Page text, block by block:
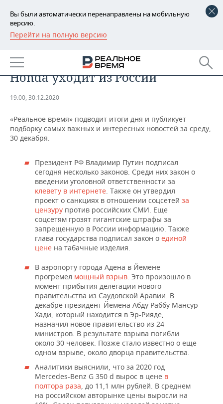
Вы были автоматически перенаправлены на мобильную
версию.
Перейти на полную версию
РЕГИОНЫ
БАШКОРТОСТАН
ТАТАРСТАН
НОВОСТИ
АНАЛИТИКА
ДЕКЛАРАЦИИ О ДОХОДАХ
ВУЗЫ ТАТАРСТАНА
КОМУ ПРИНАДЛЕЖАТ
ТОРГОВЫЕ ЦЕНТРЫ
ТАТАРСТАНА
НОВОСТИ ЭКОНОМИКИ
БАНКИ
БЮДЖЕТ
ИНВЕСТИЦИИ
ПРОМЫШЛЕННОСТЬ
ПРОМЫШЛЕННОСТИ
АГРОПРОМ
МАШИНОСТРОЕНИЕ
НЕФТЕХИМИЯ
НЕФТЬ
ОПК
ЭНЕРГЕТИКА
НОВОСТИ НЕДВИЖИМОСТИ
НОВОСТИ АВТО
БИЗНЕС
НОВОСТИ БИЗНЕСА
РОЗНИЧНАЯ ТОРГОВЛЯ
ТРАНСПОРТ
УСЛУГИ
ТЕХНОЛОГИИ
НОВОСТИ ТЕХНОЛОГИЙ
МЕДИА
ТЕЛЕКОММУНИКАЦИИ
МЕРОПРИЯТИЯ
НОВОСТИ МЕРОПРИЯТИЙ
ВЫЕЗДНАЯ РЕДАКЦИЯ
БИЗНЕС-БРАНЧИ
ONLINE-КОНФЕРЕНЦИИ
ОТКРЫТАЯ ЛЕКЦИЯ
СПОРТ
НОВОСТИ СПОРТА
ФУТБОЛ
ХОККЕЙ
БАСКЕТБОЛ
ВОЛЕЙБОЛ
ОБЩЕСТВО
НОВОСТИ ОБЩЕСТВА
ВЛАСТЬ
ИНФРАСТРУКТУРА
ИСТОРИЯ
ФОТОГАЛЕРЕЯ
СЮЖЕТЫ
СПРАВОЧНИК
СПИСОК ПЕРСОН
ПОЛНАЯ ВЕРСИЯ
интернете, взрыв в Йемене,
Honda уходит из России
19:00, 30.12.2020
«Реальное время» подводит итоги дня и публикует
подборку самых важных и интересных новостей за среду,
30 декабря.
Президент РФ Владимир Путин подписал
сегодня несколько законов. Среди них закон о
введении уголовной ответственности за
клевету в интернете. Также он утвердил
проект о санкциях в отношении соцсетей за
цензуру против российских СМИ. Еще
соцсетям грозят гигантские штрафы за
запрещенную в России информацию. Также
глава государства подписал закон о единой
цене на табачные изделия.
В аэропорту города Адена в Йемене
прогремел мощный взрыв. Это произошло в
момент прибытия делегации нового
правительства из Саудовской Аравии. В
декабре президент Йемена Абду Раббу Мансур
Хади, который находится в Эр-Рияде,
назначил новое правительство из 24
министров. В результате взрыва погибли
около 30 человек. Позже стало известно о еще
одном взрыве, около дворца правительства.
Аналитики выяснили, что за 2020 год
Mercedes-Benz G 350 d вырос в цене в
полтора раза, до 11,1 млн рублей. В среднем
на российском авторынке цены выросли на